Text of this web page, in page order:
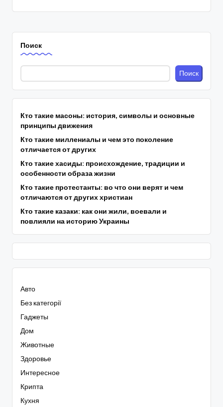
Поиск
Поиск
Кто такие масоны: история, символы и основные
принципы движения
Кто такие миллениалы и чем это поколение
отличается от других
Кто такие хасиды: происхождение, традиции и
особенности образа жизни
Кто такие протестанты: во что они верят и чем
отличаются от других христиан
Кто такие казаки: как они жили, воевали и
повлияли на историю Украины
Авто
Без категорії
Гаджеты
Дом
Животные
Здоровье
Интересное
Крипта
Кухня